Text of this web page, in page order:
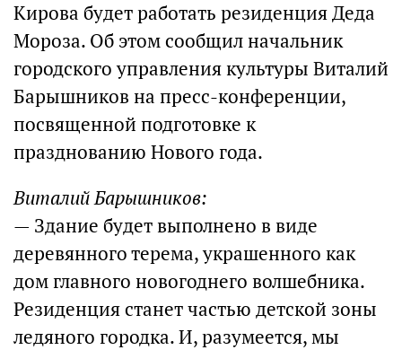
Кирова будет работать резиденция Деда
Мороза. Об этом сообщил начальник
городского управления культуры Виталий
Барышников на пресс-конференции,
посвященной подготовке к
празднованию Нового года.
Виталий Барышников:
— Здание будет выполнено в виде
деревянного терема, украшенного как
дом главного новогоднего волшебника.
Резиденция станет частью детской зоны
ледяного городка. И, разумеется, мы